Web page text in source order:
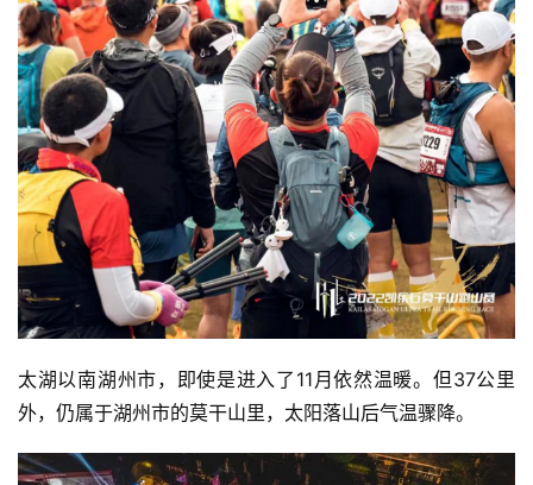
太湖以南湖州市，即使是进入了11月依然温暖。但37公里
外，仍属于湖州市的莫干山里，太阳落山后气温骤降。